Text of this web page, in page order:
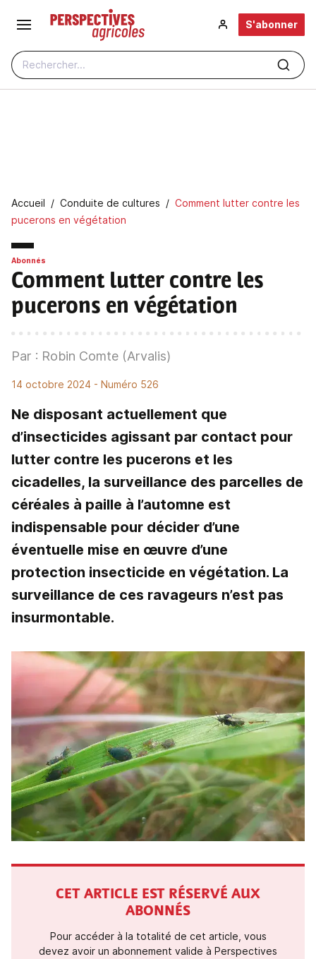
Aller au contenu principal
Rechercher...
S'abonner
Fil d'Ariane
Accueil Conduite de cultures
Comment lutter contre les
pucerons en végétation
Abonnés
Comment lutter contre les
pucerons en végétation
Par : Robin Comte (Arvalis)
14 octobre 2024 - Numéro 526
Ne disposant actuellement que
d’insecticides agissant par contact pour
lutter contre les pucerons et les
cicadelles, la surveillance des parcelles de
céréales à paille à l’automne est
indispensable pour décider d’une
éventuelle mise en œuvre d’une
protection insecticide en végétation. La
surveillance de ces ravageurs n’est pas
insurmontable.
CET ARTICLE EST RÉSERVÉ AUX
ABONNÉS
Pour accéder à la totalité de cet article, vous
devez avoir un abonnement valide à Perspectives